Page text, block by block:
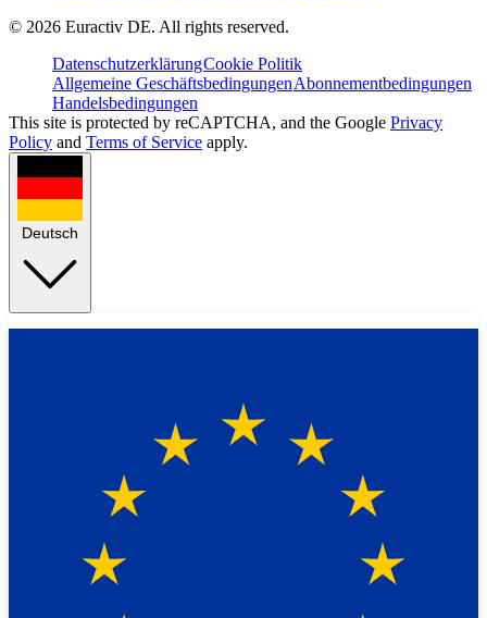
© 2026 Euractiv DE. All rights reserved.
DatenschutzerklärungCookie Politik
Allgemeine GeschäftsbedingungenAbonnementbedingungen
Handelsbedingungen
This site is protected by reCAPTCHA, and the Google Privacy
Policy and Terms of Service apply.
Deutsch